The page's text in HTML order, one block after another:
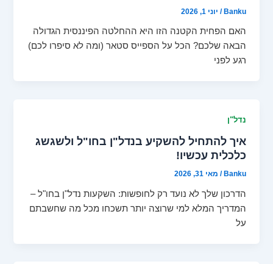
Banku
/ יוני 1, 2026
האם הפחית הקטנה הזו היא ההחלטה הפיננסית הגדולה
הבאה שלכם? הכל על הספייס סטאר (ומה לא סיפרו לכם)
רגע לפני
נדל"ן
איך להתחיל להשקיע בנדל"ן בחו"ל ולשגשג
כלכלית עכשיו!
Banku
/ מאי 31, 2026
הדרכון שלך לא נועד רק לחופשות: השקעות נדל"ן בחו"ל –
המדריך המלא למי שרוצה יותר תשכחו מכל מה שחשבתם
על